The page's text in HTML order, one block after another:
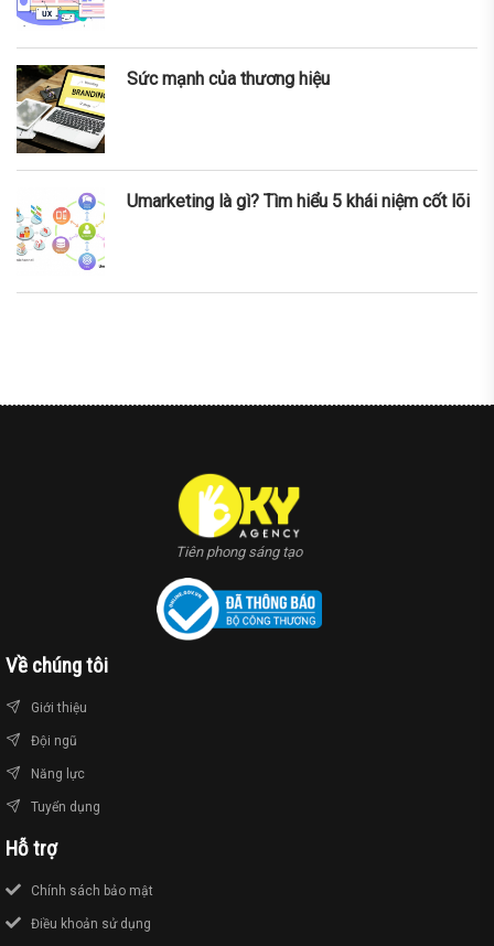
Sức mạnh của thương hiệu
Umarketing là gì? Tìm hiểu 5 khái niệm cốt lõi
Tiên phong sáng tạo
Về chúng tôi
Giới thiệu
Đội ngũ
Năng lực
Tuyển dụng
Hỗ trợ
Chính sách bảo mật
Điều khoản sử dụng